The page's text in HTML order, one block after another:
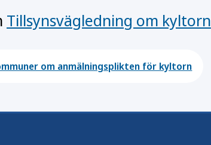
Tillsynsvägledning om kyltorn
om anmälningsplikten för kyltorn